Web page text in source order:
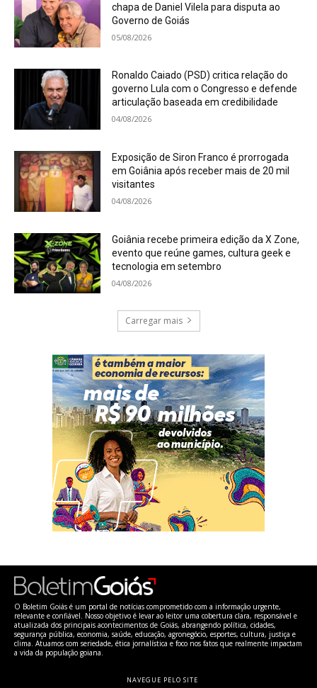
chapa de Daniel Vilela para disputa ao
Governo de Goiás
05/08/2026
Ronaldo Caiado (PSD) critica relação do
governo Lula com o Congresso e defende
articulação baseada em credibilidade
04/08/2026
Exposição de Siron Franco é prorrogada
em Goiânia após receber mais de 20 mil
visitantes
04/08/2026
Goiânia recebe primeira edição da X Zone,
evento que reúne games, cultura geek e
tecnologia em setembro
04/08/2026
Carregar mais
O Boletim Goiás é um portal de notícias comprometido com a informação urgente,
relevante e confiável. Nosso objetivo é levar ao leitor uma cobertura clara, responsável e
atualizada dos principais acontecimentos de Goiás, abrangendo política, cidades,
segurança pública, economia, saúde, educação, agronegócio, esportes, cultura, justiça e
clima. Atuamos com seriedade, ética jornalística e foco nos fatos que realmente impactam
a vida da população goiana.
NAVEGUE PELO SITE